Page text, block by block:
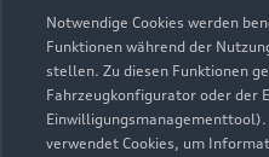
Notwendige Cookies werden
Funktionen während der
stellen. Zu diesen Funktionen
Fahrzeugkonfigurator oder der
Einwilligungsmanagementtool).
verwendet Cookies, um
Zur Inspektion